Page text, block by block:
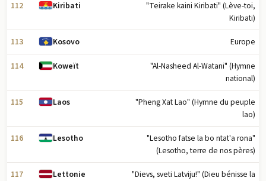
112 Kiribati
"Teirake kaini Kiribati" (Lève-toi,
Kiribati)
113 Kosovo Europe
114 Koweït
"Al-Nasheed Al-Watani" (Hymne
national)
115 Laos
"Pheng Xat Lao" (Hymne du peuple
lao)
116 Lesotho
"Lesotho fatse la bo ntat'a rona"
(Lesotho, terre de nos pères)
117 Lettonie
"Dievs, sveti Latviju!" (Dieu bénisse la